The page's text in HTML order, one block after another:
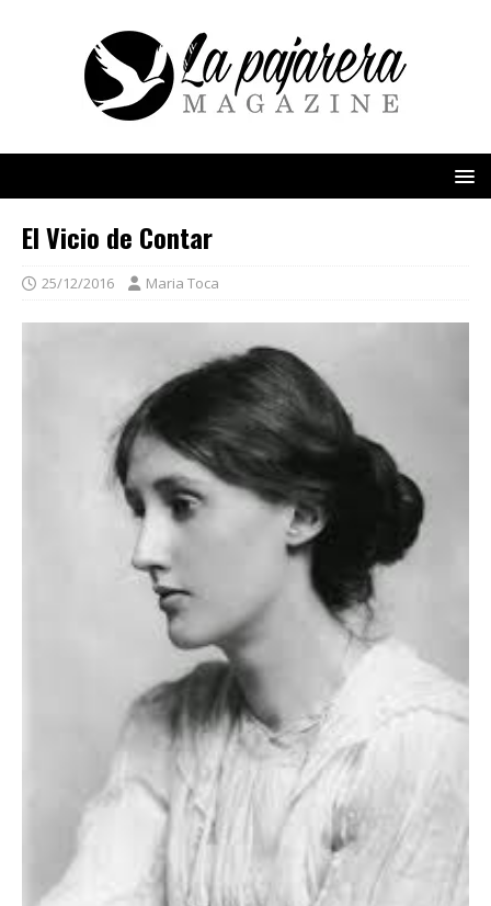
El Vicio de Contar
25/12/2016 Maria Toca